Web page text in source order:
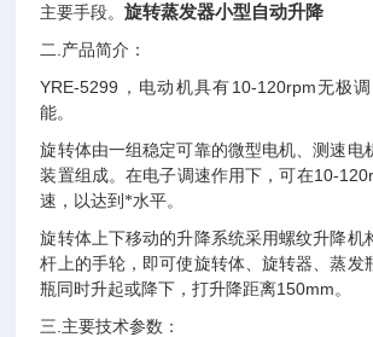
主要手段。旋转蒸发器小型自动升降
二 产品简介：
YRE-5299 ， 电动机具有 10-120rpm无极
能。
旋转体由一组稳定可靠的微型电机、测速电
装置组成。在电子调速作用下，可在10-
速，以达到*水平。
旋转体上下移动的升降系统采用螺纹升降机
杆上的手轮，即可使旋转体、旋转器、蒸发
瓶同时升起或降下，打升降距离150mm。
三 主要技术参数：